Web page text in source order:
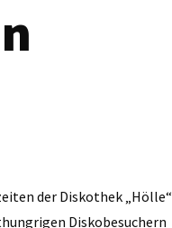
der Diskothek „Hölle“
Diskobesuchern